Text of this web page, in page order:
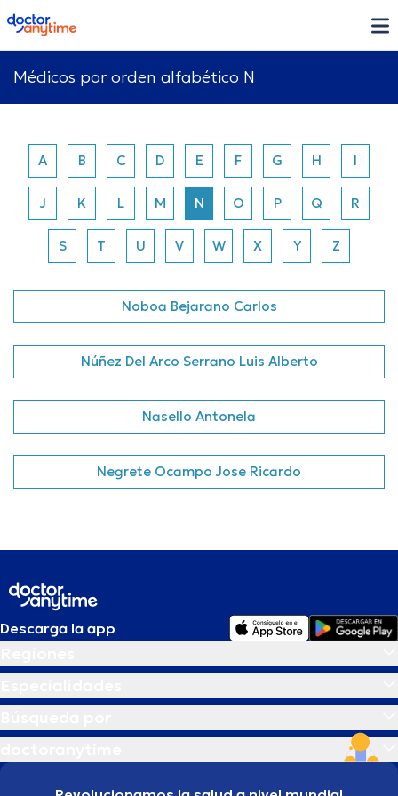
doctoranytime
Médicos por orden alfabético N
A B C D E F G H I
J K L M N O P Q R
S T U V W X Y Z
Noboa Bejarano Carlos
Núñez Del Arco Serrano Luis Alberto
Nasello Antonela
Negrete Ocampo Jose Ricardo
Descarga la app